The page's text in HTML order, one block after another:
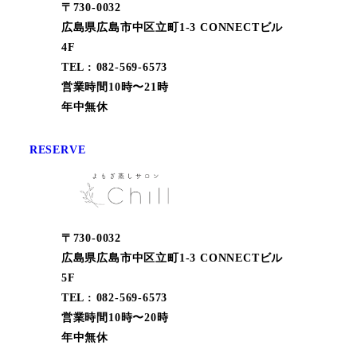
〒730-0032
広島県広島市中区立町1-3 CONNECTビル
4F
TEL : 082-569-6573
営業時間10時〜21時
年中無休
RESERVE
〒730-0032
広島県広島市中区立町1-3 CONNECTビル
5F
TEL : 082-569-6573
営業時間10時〜20時
年中無休